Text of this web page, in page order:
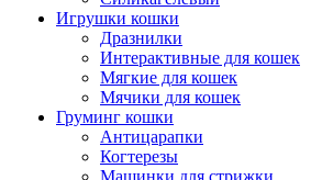
Игрушки кошки
Дразнилки
Интерактивные для кошек
Мягкие для кошек
Мячики для кошек
Груминг кошки
Антицарапки
Когтерезы
Машинки для стрижки